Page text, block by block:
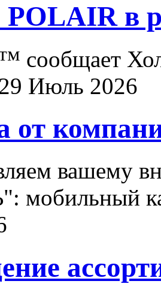
в
сообщает
Июль 2026
от
вашему
мобильный